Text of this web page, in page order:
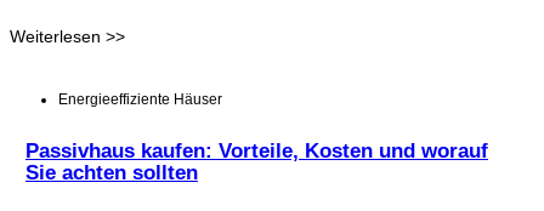
Weiterlesen >>
Energieeffiziente Häuser
Passivhaus kaufen: Vorteile, Kosten und worauf
Sie achten sollten